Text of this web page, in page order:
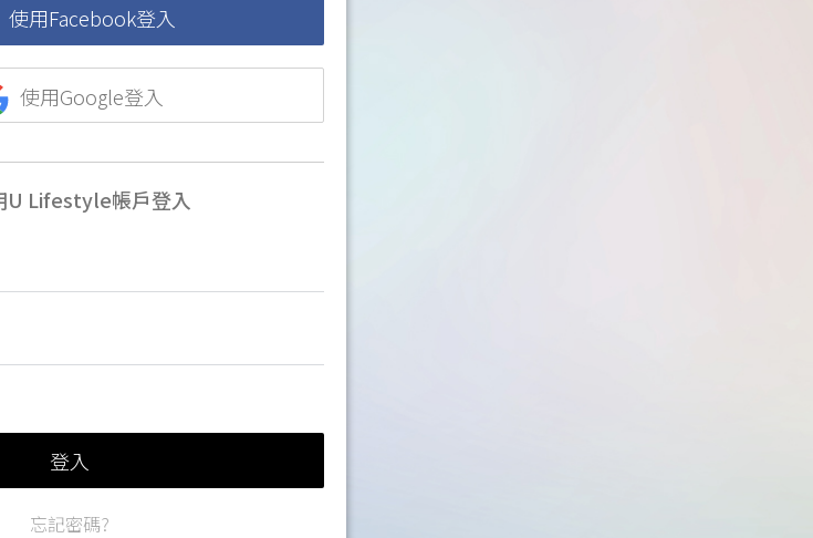
使用Facebook登入
使用Google登入
U Lifestyle帳戶登入
登入
忘記密碼?